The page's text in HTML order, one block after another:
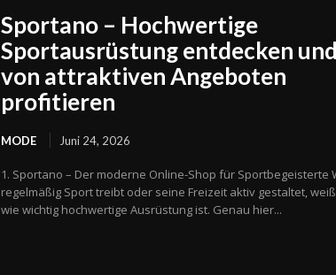
Sportano – Hochwertige
Sportausrüstung entdecken
von attraktiven Angeboten
profitieren
MODE Juni 24, 2026
1. Sportano – Der moderne Online-Shop für Sportbegeisterte
regelmäßig Sport treibt oder seine Freizeit aktiv gestaltet,
wie wichtig hochwertige Ausrüstung ist. Genau hier...